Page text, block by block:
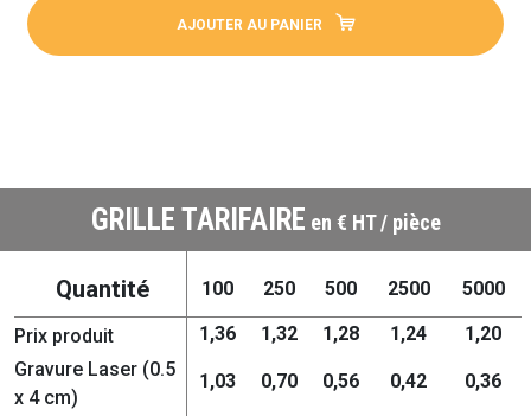
AJOUTER AU PANIER
GRILLE TARIFAIRE en € HT / pièce
Quantité 100 250 500 2500 5000
Prix produit 1,36 1,32 1,28 1,24
1,20
Gravure Laser (0.5
x 4 cm)
1,03 0,70 0,56 0,42 0,36